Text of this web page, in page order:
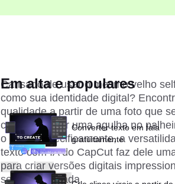
Cansado de usar o mesmo velho
como sua identidade digital?
qualidade a partir de uma foto que
como procurar uma agulha no
o jogo. Especificamente, a
texto com IA do CapCut faz dele
para criar versões digitais
sem gastar nada.
Em alta e populares
Converter texto em fala
gratuitamente